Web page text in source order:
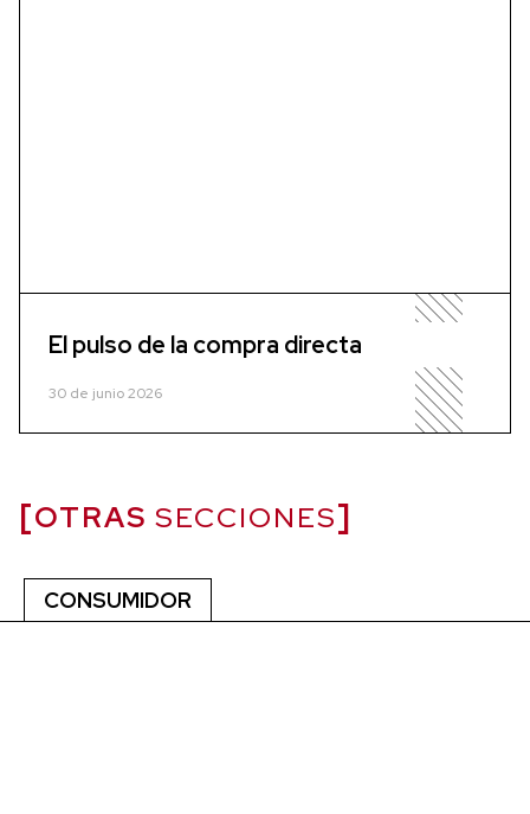
El pulso de la compra directa
30 de junio 2026
OTRAS SECCIONES
CONSUMIDOR